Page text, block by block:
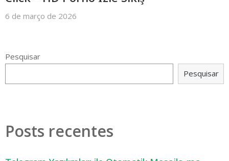
6 de março de 2026
Pesquisar
Pesquisar
Posts recentes